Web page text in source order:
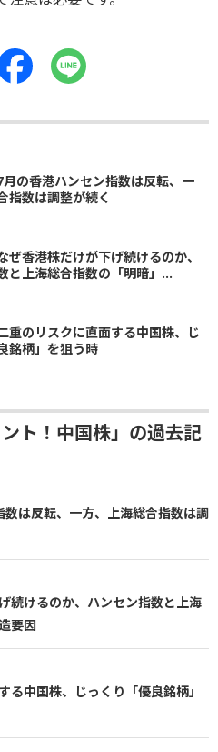
月の香港ハンセン指数は反転、一
指数は調整が続く
ぜ香港株だけが下げ続けるのか、
と上海総合指数の「明暗」...
重のリスクに直面する中国株、じ
銘柄」を狙う時
ト！中国株」の過去記
数は反転、一方、上海総合指数は調
続けるのか、ハンセン指数と上海
要因
る中国株、じっくり「優良銘柄」